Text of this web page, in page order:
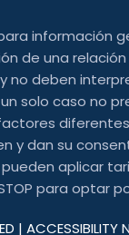
información
de una
deben
solo caso no
y dan su
aplicar
para optar
| ACCESSIBILITY